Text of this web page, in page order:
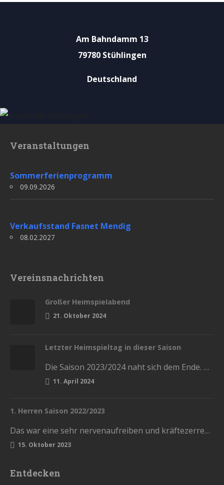
Am Bahndamm 13
79780 Stühlingen
Deutschland
Veranstaltungen
Sommerferienprogramm
09.09.2026
Verkaufsstand Fasnet Mendig
08.02.2027
Vereinsnachrichten
Großer Heimspielabend
21. Oktober 2024
Letzter Heimspieltag in dieser Saison
Die Saison 2023/2024 naht sich dem Ende. Diesen Samstag haben wir die letzten Heimspiele in der Stadthalle. Kommt und lasst…
11. April 2024
1. Herren Saison 2022/2023
Das war eine sehr nervenaufreiben und kräftezerrende Saison. Mit einem Ende, womit wir nicht gerechnet hatten. Die Vorrunde schlossen wir…
15. Oktober 2023
Entdecken